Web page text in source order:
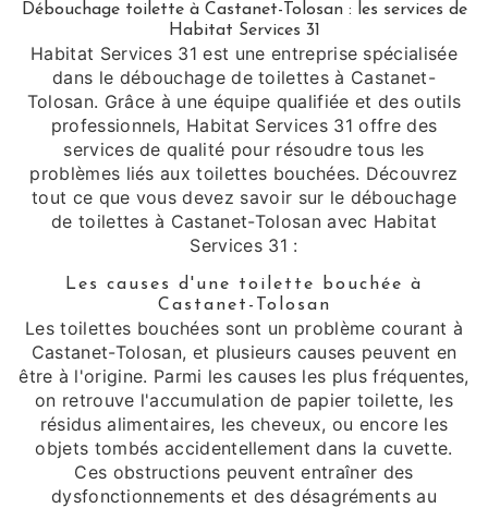
Débouchage toilette à Castanet-Tolosan : les services de
Habitat Services 31
Habitat Services 31 est une entreprise spécialisée
dans le débouchage de toilettes à Castanet-
Tolosan. Grâce à une équipe qualifiée et des outils
professionnels, Habitat Services 31 offre des
services de qualité pour résoudre tous les
problèmes liés aux toilettes bouchées. Découvrez
tout ce que vous devez savoir sur le débouchage
de toilettes à Castanet-Tolosan avec Habitat
Services 31 :
Les causes d'une toilette bouchée à
Castanet-Tolosan
Les toilettes bouchées sont un problème courant à
Castanet-Tolosan, et plusieurs causes peuvent en
être à l'origine. Parmi les causes les plus fréquentes,
on retrouve l'accumulation de papier toilette, les
résidus alimentaires, les cheveux, ou encore les
objets tombés accidentellement dans la cuvette.
Ces obstructions peuvent entraîner des
dysfonctionnements et des désagréments au